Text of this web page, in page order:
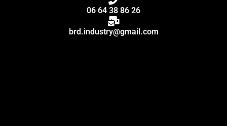
06 64 38 86 26
brd.industry@gmail.com